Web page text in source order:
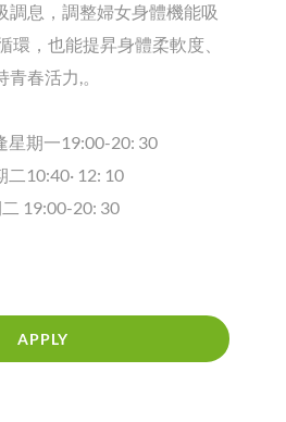
調息，調整婦女身體機能吸
環，也能提昇身體柔軟度、
春活力,。
星期一19:00-20: 30
10:40· 12: 10
19:00-20: 30
APPLY